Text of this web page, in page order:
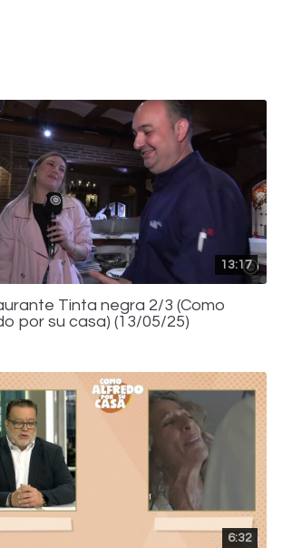
13:17
Tinta negra 2/3 (Como
por su casa) (13/05/25)
6:32